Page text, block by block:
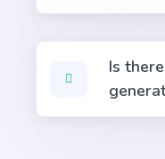
Product Name
Create creative
words.
Is